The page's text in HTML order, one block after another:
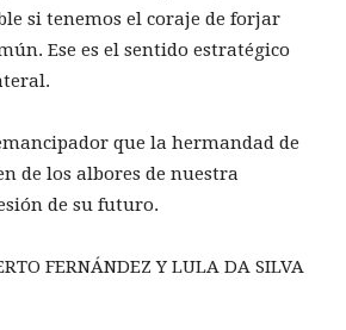
si tenemos el coraje de forjar
Ese es el sentido estratégico
que la hermandad de
de los albores de nuestra
de su futuro.
FERNÁNDEZ Y LULA DA SILVA